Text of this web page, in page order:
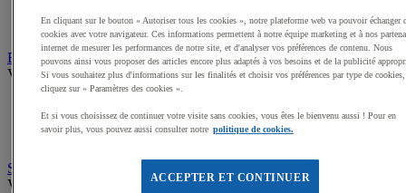
Ceintures, Zoories Arts Martiaux
Boxe, MMA
Voir tous les produits
Mitaines et sous gants de Boxe
Accessoires entraineur Boxe
Self défense, Krav Maga
Voir tous les produits
En cliquant sur le bouton « Autoriser tous les cookies », notre plateforme web va pouvoir échanger
cookies avec votre navigateur. Ces informations permettent à notre équipe marketing et à nos
internet de mesurer les performances de notre site, et d'analyser vos préférences de contenu. Nous
pouvons ainsi vous proposer des articles encore plus adaptés à vos besoins et de la publicité
Si vous souhaitez plus d'informations sur les finalités et choisir vos préférences par type de cookies,
cliquez sur « Paramètres des cookies ».
Et si vous choisissez de continuer votre visite sans cookies, vous êtes le bienvenu aussi ! Pour en
savoir plus, vous pouvez aussi consulter notre politique de cookies.
ACCEPTER ET CONTINUER